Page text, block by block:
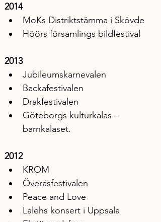
2014
MoKs Distriktstämma i Skövde
Höörs församlings bildfestival
2013
Jubileumskarnevalen
Backafestivalen
Drakfestivalen
Göteborgs kulturkalas –
barnkalaset.
2012
KROM
Överåsfestivalen
Peace and Love
Lalehs konsert i Uppsala